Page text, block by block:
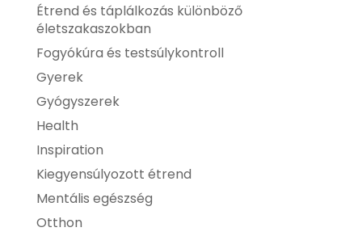
Étrend és táplálkozás különböző
életszakaszokban
Fogyókúra és testsúlykontroll
Gyerek
Gyógyszerek
Health
Inspiration
Kiegyensúlyozott étrend
Mentális egészség
Otthon